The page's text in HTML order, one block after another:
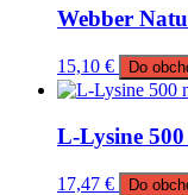
Webber
15,10 € Do
L-Lysine
17,47 € Do